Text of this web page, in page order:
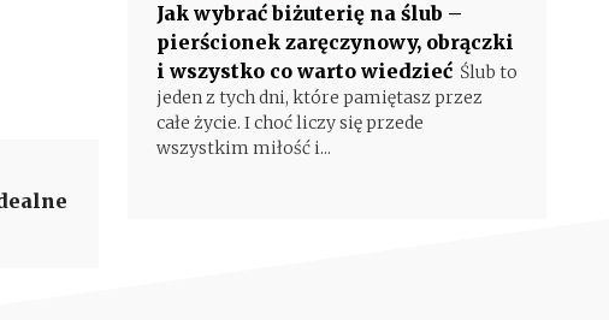
Jak wybrać biżuterię na ślub –
pierścionek zaręczynowy, obrączki
i wszystko co warto wiedzieć Ślub to
jeden z tych dni, które pamiętasz przez
całe życie. I choć liczy się przede
wszystkim miłość i...